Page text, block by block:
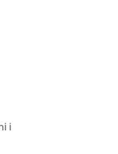
i